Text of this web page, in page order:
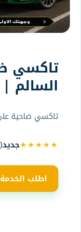
تاكسي
السالم | 55123852
تاكسي ضاحية
★★★★★جديد(
اطلب